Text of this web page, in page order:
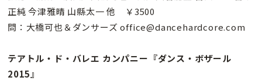
正純 今津雅晴 山縣太一 他 ￥3500
問：大橋可也＆ダンサーズ office@dancehardcore.com
テアトル・ド・バレエ カンパニー『ダンス・ボザール
2015』